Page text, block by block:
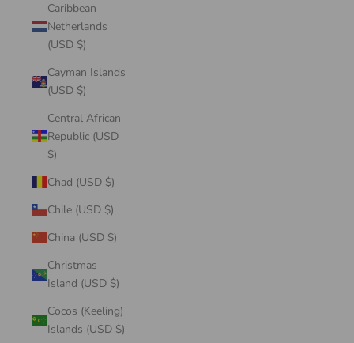
Caribbean
Netherlands
(USD $)
Cayman Islands
(USD $)
Central African
Republic (USD
$)
Chad (USD $)
Chile (USD $)
China (USD $)
Christmas
Island (USD $)
Cocos (Keeling)
Islands (USD $)